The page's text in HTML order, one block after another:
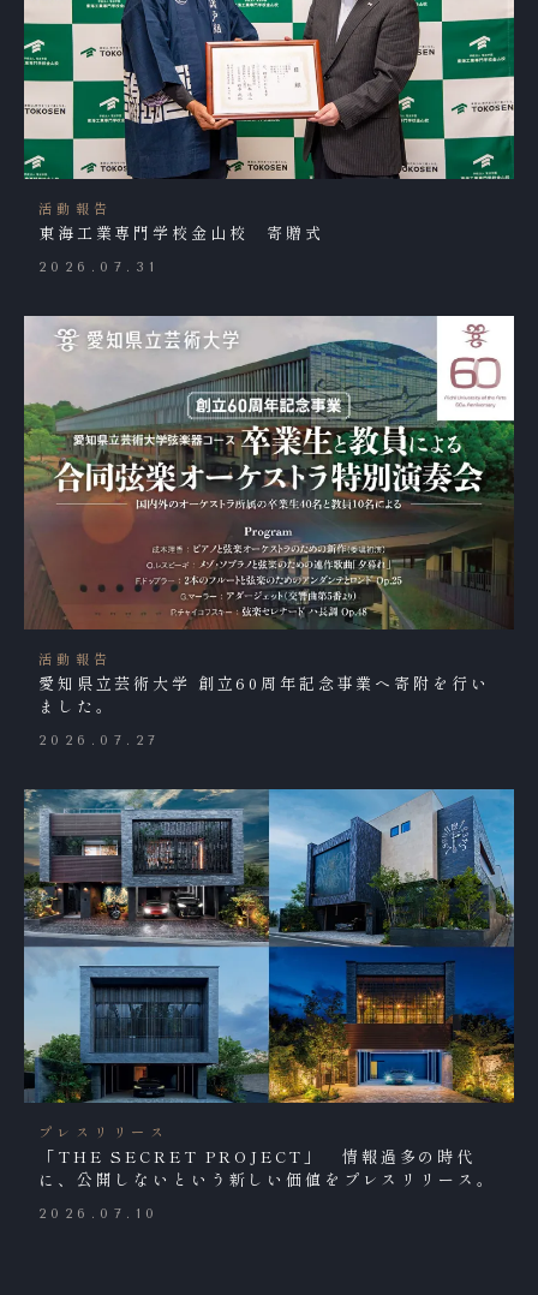
活動報告
東海工業専門学校金山校 寄贈式
2026.07.31
活動報告
愛知県立芸術大学 創立60周年記念事業へ寄附を行い
ました。
2026.07.27
プレスリリース
「THE SECRET PROJECT」 情報過多の時代
に、公開しないという新しい価値をプレスリリース。
2026.07.10